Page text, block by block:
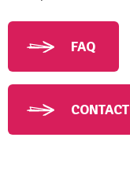
FAQ
CONTACT